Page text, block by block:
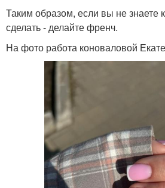
Таким образом, если вы не знаете
сделать - делайте френч.
На фото работа коноваловой